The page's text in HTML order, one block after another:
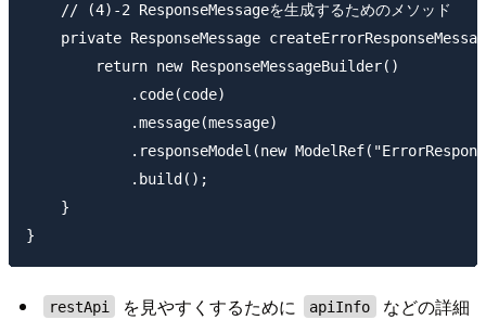
    // (4)-2 ResponseMessageを生成するためのメソッド
private ResponseMessage
        return new ResponseMessageBuilder()
            .code(code)
            .message(message)
.responseModel(new
            .build();
    }
restApi を見やすくするために apiInfo
などの詳細